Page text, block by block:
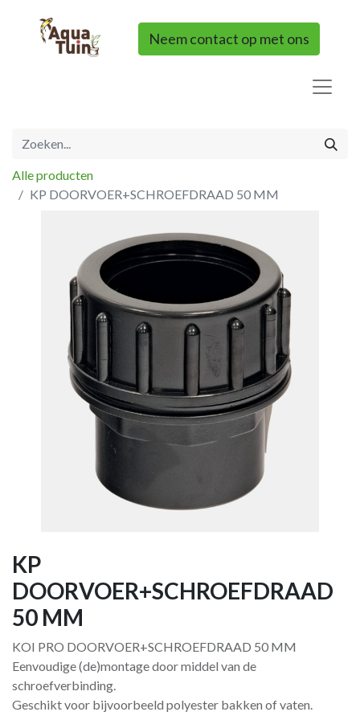
Neem contact op met ons
Alle producten
KP DOORVOER+SCHROEFDRAAD 50 MM
KP
DOORVOER+SCHROEFDRAAD
50 MM
KOI PRO DOORVOER+SCHROEFDRAAD 50 MM
Eenvoudige (de)montage door middel van de
schroefverbinding.
Geschikt voor bijvoorbeeld polyester bakken of vaten.